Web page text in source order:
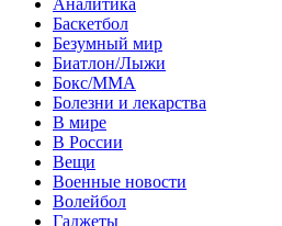
Баскетбол
Безумный мир
Биатлон/Лыжи
Бокс/MMA
Болезни и лекарства
В мире
В России
Вещи
Военные новости
Волейбол
Гаджеты